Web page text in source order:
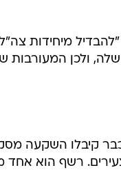
ולכן המעורבות
קיבלו השקעה
כמה טיפים לאנשי 8200